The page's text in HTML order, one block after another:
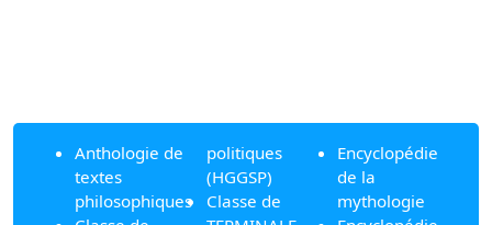
Anthologie de
textes
philosophiques
politiques
(HGGSP)
Classe de
Encyclopédie
de la
mythologie